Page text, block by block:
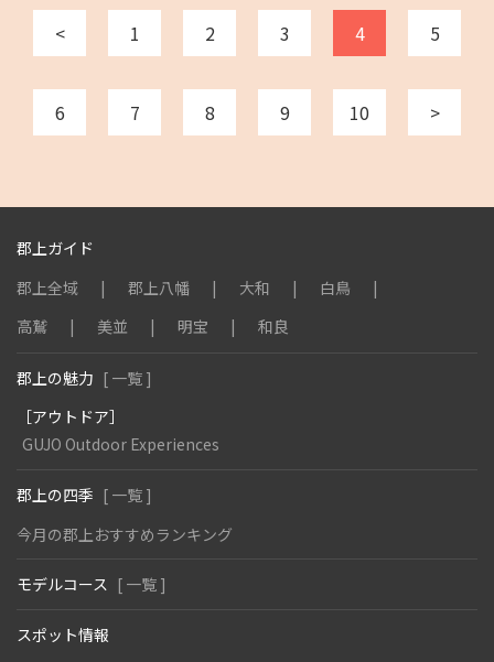
< 1 2 3 4 5
6 7 8 9 10 >
郡上ガイド
郡上全域
郡上八幡 大和
白鳥
高鷲
美並 明宝 和良
郡上の魅力 [ 一覧 ]
［アウトドア］
GUJO Outdoor Experiences
郡上の四季 [ 一覧 ]
今月の郡上おすすめランキング
モデルコース [ 一覧 ]
スポット情報